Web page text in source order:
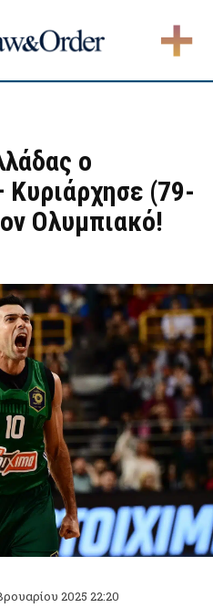
ο
Κυριάρχησε (79-
Ολυμπιακό!
2025 22:20